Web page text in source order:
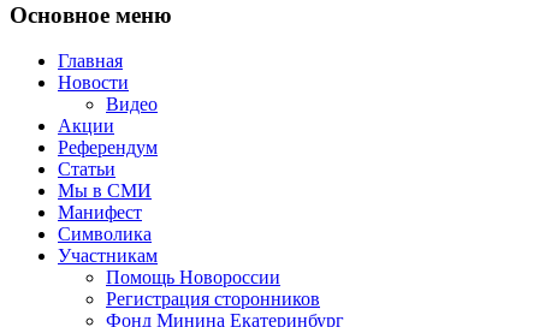
Основное меню
Главная
Новости
Видео
Акции
Референдум
Статьи
Мы в СМИ
Манифест
Символика
Участникам
Помощь Новороссии
Регистрация сторонников
Фонд Минина Екатеринбург